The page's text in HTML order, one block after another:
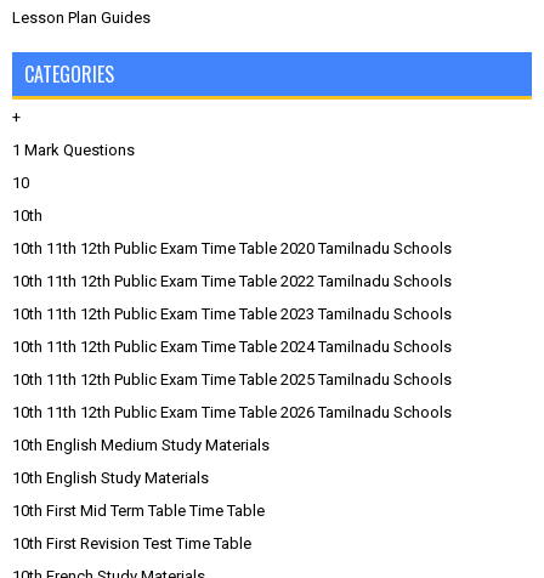
Lesson Plan Guides
CATEGORIES
+
1 Mark Questions
10
10th
10th 11th 12th Public Exam Time Table 2020 Tamilnadu Schools
10th 11th 12th Public Exam Time Table 2022 Tamilnadu Schools
10th 11th 12th Public Exam Time Table 2023 Tamilnadu Schools
10th 11th 12th Public Exam Time Table 2024 Tamilnadu Schools
10th 11th 12th Public Exam Time Table 2025 Tamilnadu Schools
10th 11th 12th Public Exam Time Table 2026 Tamilnadu Schools
10th English Medium Study Materials
10th English Study Materials
10th First Mid Term Table Time Table
10th First Revision Test Time Table